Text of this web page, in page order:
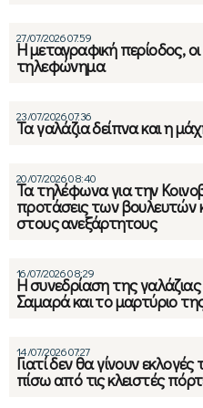
27/07/2026 07:59
Η μεταγραφική περίοδος, οι
τηλεφώνημα
23/07/2026 07:36
Τα γαλάζια δείπνα και η
20/07/2026 08:40
Τα τηλέφωνα για την
προτάσεις των βουλευτών
στους ανεξάρτητους
16/07/2026 08:29
Η συνεδρίαση της
Σαμαρά και το μαρτύριο
14/07/2026 07:27
Γιατί δεν θα γίνουν
πίσω από τις κλειστές